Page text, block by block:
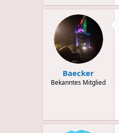
Baecker
Bekanntes Mitglied